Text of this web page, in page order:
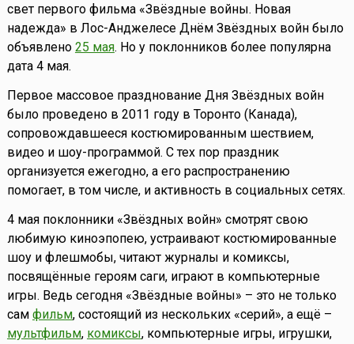
свет первого фильма «Звёздные войны. Новая
надежда» в Лос-Анджелесе Днём Звёздных войн было
объявлено 25 мая. Но у поклонников более популярна
дата 4 мая.
Первое массовое празднование Дня Звёздных войн
было проведено в 2011 году в Торонто (Канада),
сопровождавшееся костюмированным шествием,
видео и шоу-программой. С тех пор праздник
организуется ежегодно, а его распространению
помогает, в том числе, и активность в социальных сетях.
4 мая поклонники «Звёздных войн» смотрят свою
любимую киноэпопею, устраивают костюмированные
шоу и флешмобы, читают журналы и комиксы,
посвящённые героям саги, играют в компьютерные
игры. Ведь сегодня «Звёздные войны» – это не только
сам фильм, состоящий из нескольких «серий», а ещё –
мультфильм, комиксы, компьютерные игры, игрушки,